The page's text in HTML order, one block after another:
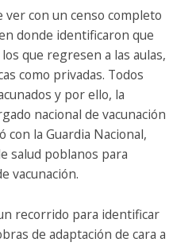
con un censo completo
donde identificaron que
que regresen a las aulas,
como privadas. Todos
y por ello, la
nacional de vacunación
con la Guardia Nacional,
salud poblanos para
vacunación.
recorrido para identificar
de adaptación de cara a